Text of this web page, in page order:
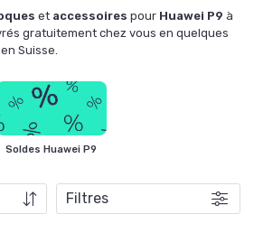
et accessoires pour Huawei P9 à
gratuitement chez vous en quelques
Suisse.
Soldes Huawei P9
Filtres